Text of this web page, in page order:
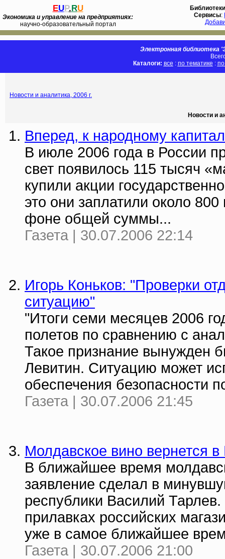
EUP.RU
Экономика и управление на предприятиях:
научно-образовательный портал
Библиотеки
Сервисы:
Электронная библиотека
Каталоги: все : по тематике :
Новости и аналитика, 2006 г.
Новости и
Вперед, к народному
В июле 2006 года в России
свет появилось 115 тысяч
купили акции
это они заплатили около
фоне общей суммы...
Газета | 30.07.2006 22:14
Игорь Коньков: "Проверки
ситуацию"
"Итоги семи месяцев 2006
полетов по сравнению с
Такое признание вынужден
Левитин. Ситуацию может
обеспечения безопасности
Газета | 30.07.2006 21:45
Молдавское вино вернется
В ближайшее время
заявление сделал в
республики Василий
прилавках российских
уже в самое ближайшее
Газета | 30.07.2006 21:00